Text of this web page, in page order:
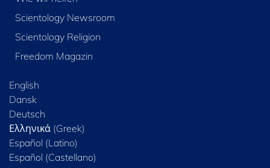
Scientology Newsroom
Scientology Religion
Freedom Magazin
English
Dansk
Deutsch
Ελληνικά (Greek)
Español (Latino)
Español (Castellano)